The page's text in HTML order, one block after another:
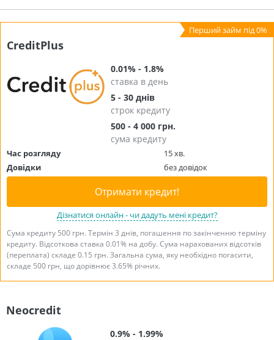
CreditPlus
0.01% - 1.8%
ставка в день
5 - 30 днів
строк кредиту
500 - 4 000 грн.
сума кредиту
Час розгляду
15 хв.
Довідки
без довідок
Отримати кредит!
Дізнатися онлайн - чи дадуть мені кредит?
Сума кредиту 500 грн. Термін 3 днів, погашення по закінченню терміну
кредиту. Відсоткова ставка 0.01% на добу. Сума нарахованих відсотків
(переплата) складе 0.15 грн. Загальна сума, яку необхідно погасити,
складе 500 грн, що дорівнює 3.65% річних.
Neocredit
0.9% - 1.99%